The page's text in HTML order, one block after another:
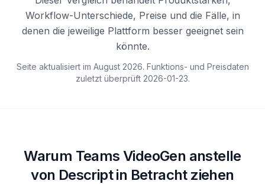
Workflow-Unterschiede, Preise und die Fälle, in
denen die jeweilige Plattform besser geeignet sein
könnte.
Seite aktualisiert im August 2026. Funktions- und Preisdaten
zuletzt überprüft 2026-01-23.
Warum Teams VideoGen anstelle
von Descript in Betracht ziehen